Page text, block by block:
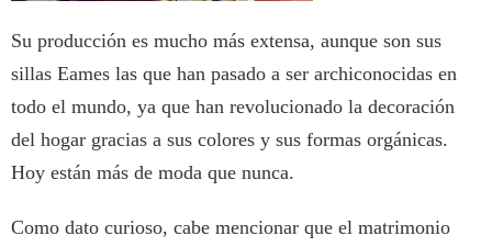
Su producción es mucho más extensa, aunque son sus
sillas Eames las que han pasado a ser archiconocidas en
todo el mundo, ya que han revolucionado la decoración
del hogar gracias a sus colores y sus formas orgánicas.
Hoy están más de moda que nunca.
Como dato curioso, cabe mencionar que el matrimonio